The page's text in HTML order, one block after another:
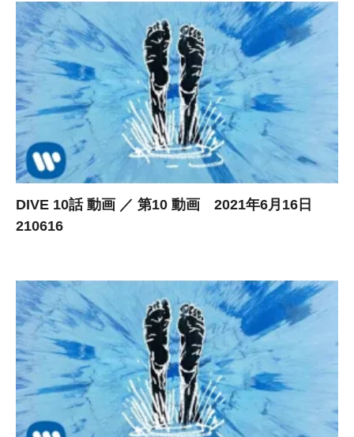
DIVE 10話 動画 ／ 第10 動画 2021年6月16日
210616